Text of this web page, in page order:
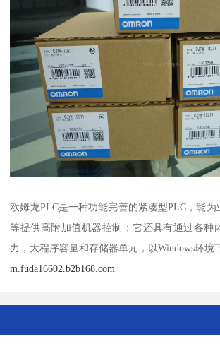
欧姆龙PLC是一种功能完善的紧凑型PLC，能为
等提供高附加值机器控制；它还具有通过各种
力，大程序容量和存储器单元，以Windows环境
m.fuda16602.b2b168.com